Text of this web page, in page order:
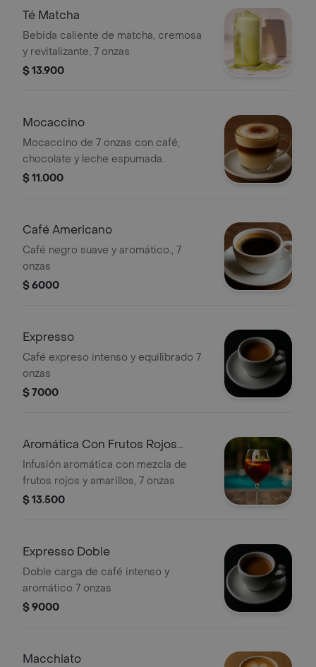
Té Matcha
Bebida caliente de matcha, cremosa
y revitalizante, 7 onzas
$ 13.900
Mocaccino
Mocaccino de 7 onzas con café,
chocolate y leche espumada.
$ 11.000
Café Americano
Café negro suave y aromático., 7
onzas
$ 6000
Expresso
Café expreso intenso y equilibrado 7
onzas
$ 7000
Aromática Con Frutos Rojos
Amarillos
Infusión aromática con mezcla de
frutos rojos y amarillos, 7 onzas
$ 13.500
Expresso Doble
Doble carga de café intenso y
aromático 7 onzas
$ 9000
Macchiato